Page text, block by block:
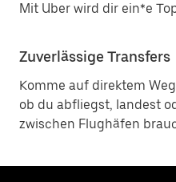
Mit Uber wird dir ein*e
Zuverlässige Transfers
Komme auf direktem
ob du abfliegst, landest
zwischen Flughäfen